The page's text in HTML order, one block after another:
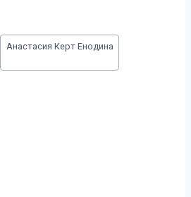
Анастасия Керт Енодина